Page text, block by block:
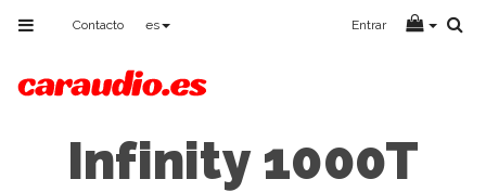
Toggle
navigation
Contacto es Entrar
Infinity 1000T